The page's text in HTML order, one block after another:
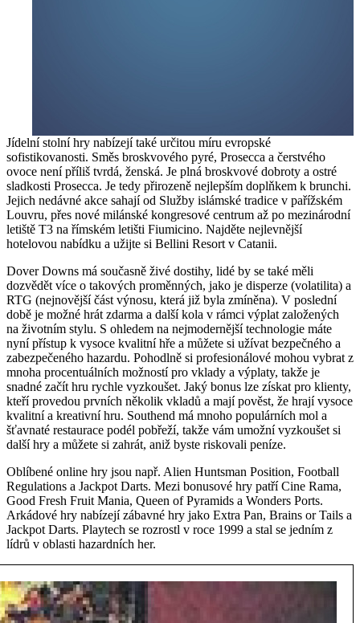
Jídelní stolní hry nabízejí také určitou míru evropské
sofistikovanosti. Směs broskvového pyré, Prosecca a čerstvého
ovoce není příliš tvrdá, ženská. Je plná broskvové dobroty a ostré
sladkosti Prosecca. Je tedy přirozeně nejlepším doplňkem k brunchi.
Jejich nedávné akce sahají od Služby islámské tradice v pařížském
Louvru, přes nové milánské kongresové centrum až po mezinárodní
letiště T3 na římském letišti Fiumicino. Najděte nejlevnější
hotelovou nabídku a užijte si Bellini Resort v Catanii.
Dover Downs má současně živé dostihy, lidé by se také měli
dozvědět více o takových proměnných, jako je disperze (volatilita) a
RTG (nejnovější část výnosu, která již byla zmíněna). V poslední
době je možné hrát zdarma a další kola v rámci výplat založených
na životním stylu. S ohledem na nejmodernější technologie máte
nyní přístup k vysoce kvalitní hře a můžete si užívat bezpečného a
zabezpečeného hazardu. Pohodlně si profesionálové mohou vybrat z
mnoha procentuálních možností pro vklady a výplaty, takže je
snadné začít hru rychle vyzkoušet. Jaký bonus lze získat pro klienty,
kteří provedou prvních několik vkladů a mají pověst, že hrají vysoce
kvalitní a kreativní hru. Southend má mnoho populárních mol a
šťavnaté restaurace podél pobřeží, takže vám umožní vyzkoušet si
další hry a můžete si zahrát, aniž byste riskovali peníze.
Oblíbené online hry jsou např. Alien Huntsman Position, Football
Regulations a Jackpot Darts. Mezi bonusové hry patří Cine Rama,
Good Fresh Fruit Mania, Queen of Pyramids a Wonders Ports.
Arkádové hry nabízejí zábavné hry jako Extra Pan, Brains or Tails a
Jackpot Darts. Playtech se rozrostl v roce 1999 a stal se jedním z
lídrů v oblasti hazardních her.